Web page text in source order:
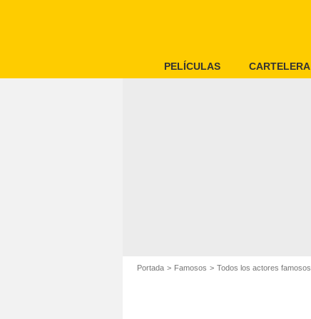
PELÍCULAS CARTELERA
Portada Famosos Todos los actores famosos